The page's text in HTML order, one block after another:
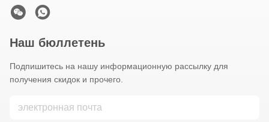
Наш бюллетень
Подпишитесь на нашу информационную рассылку для
получения скидок и прочего.